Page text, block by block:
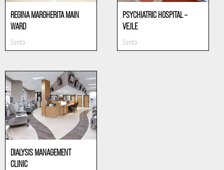
REGINA MARGHERITA MAIN
WARD
Sanità
PSYCHIATRIC HOSPITAL –
VEJLE
Sanità
DIALYSIS MANAGEMENT
CLINIC